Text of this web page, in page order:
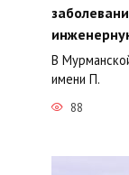
В
имени П.
88